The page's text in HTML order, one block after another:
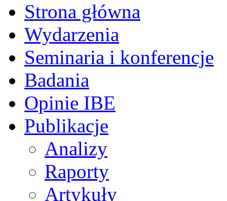
Strona główna
Wydarzenia
Seminaria i konferencje
Badania
Opinie IBE
Publikacje
Analizy
Raporty
Artykuły